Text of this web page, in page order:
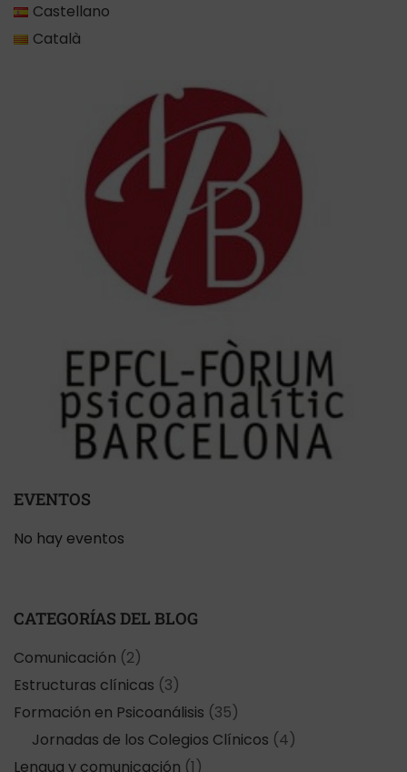
Castellano
Català
EVENTOS
No hay eventos
CATEGORÍAS DEL BLOG
Comunicación (2)
Estructuras clínicas (3)
Formación en Psicoanálisis (35)
Jornadas de los Colegios Clínicos (4)
Lengua y comunicación (1)